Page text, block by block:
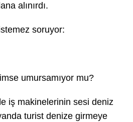
alınırdı.
soruyor:
umursamıyor mu?
iş makinelerinin sesi deniz
turist denize girmeye